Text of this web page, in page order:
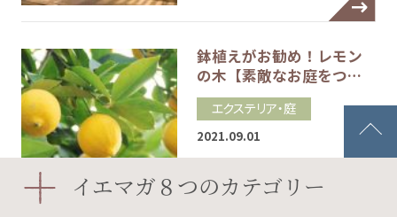
鉢植えがお勧め！レモン
の木【素敵なお庭をつ…
エクステリア・庭
2021.09.01
イエマガ８つのカテゴリー